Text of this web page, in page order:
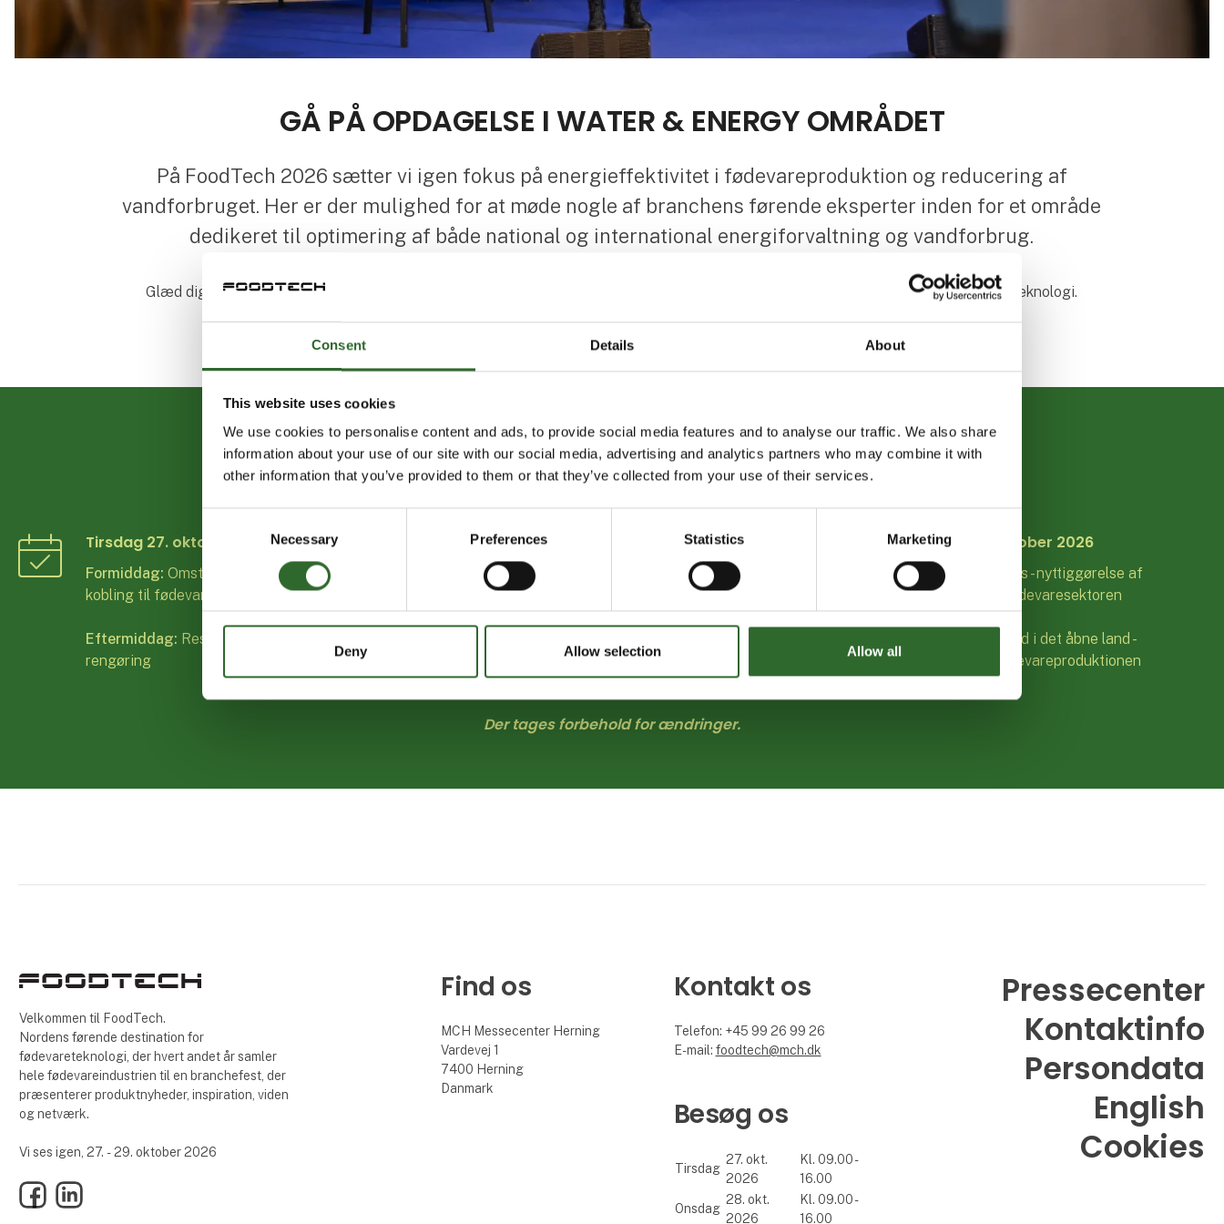
Consent Details About
This website uses cookies
We use cookies to personalise content and ads, to provide social media features and to analyse our traffic. We also share
information about your use of our site with our social media, advertising and analytics partners who may combine it with
other information that you’ve provided to them or that they’ve collected from your use of their services.
Selection
Necessary Preferences Statistics Marketing
Deny Allow selection Allow all
GÅ PÅ OPDAGELSE I WATER & ENERGY OMRÅDET
På FoodTech 2026 sætter vi igen fokus på energieffektivitet i fødevareproduktion og reducering af
vandforbruget. Her er der mulighed for at møde nogle af branchens førende eksperter inden for et område
dedikeret til optimering af både national og international energiforvaltning og vandforbrug.
Glæd dig også til at høre spændende cases på Water & Energy Stage, som kan være med til at forme fremtiden inden for fødevareteknologi.
DETTE ÅRS PROGRAM BYDER PÅ EMNER SOM:
Tirsdag 27. oktober 2026
Formiddag: Omstilling af energisektoren med
kobling til fødevareindustrien
Eftermiddag: Ressource optimeret
rengøring
Onsdag 28. oktober 2026
Formiddag:
Omstilling af energiområdet -
mulighederne i nye teknologier
vores vandressourcer
Torsdag 29. oktober 2026
Formiddag:
Biogas - nyttiggørelse af
biprodukter fra fødevaresektoren
Vand i det åbne land -
betydning for fødevareproduktionen
Der tages forbehold for ændringer.
Velkommen til FoodTech.
Nordens førende destination for
fødevareteknologi, der hvert andet år samler
hele fødevareindustrien til en branchefest, der
præsenterer produktnyheder, inspiration, viden
og netværk.
Vi ses igen, 27. - 29. oktober 2026
FacebookLinkedIn
Find os
MCH Messecenter Herning
Vardevej 1
7400 Herning
Danmark
Kontakt os
Telefon: +45 99 26 99 26
E-mail: foodtech@mch.dk
Besøg os
Tirsdag
27. okt.
2026
Kl. 09.00 -
16.00
Onsdag
28. okt.
2026
Kl. 09.00 -
16.00
Pressecenter
Kontaktinfo
Persondata
English
Cookies